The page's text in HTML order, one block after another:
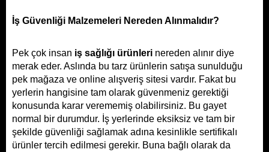
İş Güvenliği Malzemeleri Nereden Alınmalıdır?
Pek çok insan iş sağlığı ürünleri nereden alınır diye
merak eder. Aslında bu tarz ürünlerin satışa sunulduğu
pek mağaza ve online alışveriş sitesi vardır. Fakat bu
yerlerin hangisine tam olarak güvenmeniz gerektiği
konusunda karar verememiş olabilirsiniz. Bu gayet
normal bir durumdur. İş yerlerinde eksiksiz ve tam bir
şekilde güvenliği sağlamak adına kesinlikle sertifikalı
ürünler tercih edilmesi gerekir. Buna bağlı olarak da